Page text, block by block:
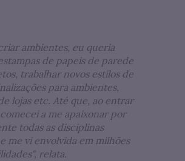
ambientes, eu queria
de papeis de parede
trabalhar novos estilos de
para ambientes,
lojas etc. Até que, ao entrar
a me apaixonar por
todas as disciplinas
me vi envolvida em milhões
relata.